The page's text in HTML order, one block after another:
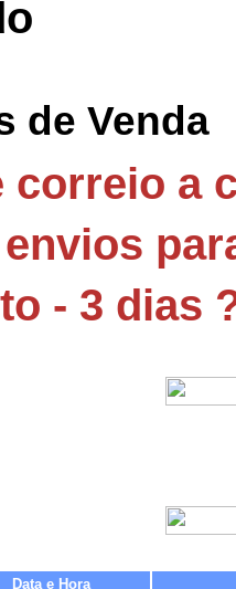
Data e Hora